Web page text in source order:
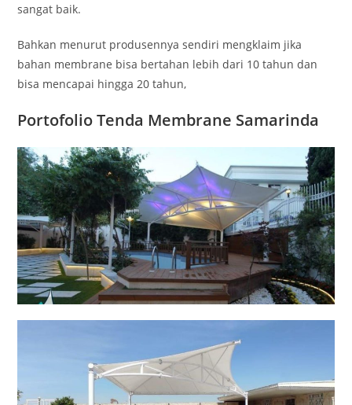
sangat baik.
Bahkan menurut produsennya sendiri mengklaim jika
bahan membrane bisa bertahan lebih dari 10 tahun dan
bisa mencapai hingga 20 tahun,
Portofolio Tenda Membrane Samarinda